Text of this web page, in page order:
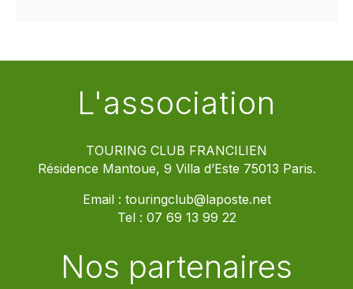
L'association
TOURING CLUB FRANCILIEN
Résidence Mantoue, 9 Villa d’Este 75013 Paris.
Email : touringclub@laposte.net
Tel : 07 69 13 99 22
Nos partenaires